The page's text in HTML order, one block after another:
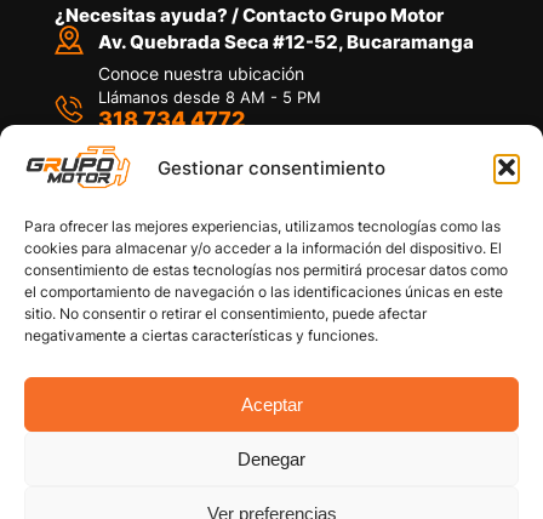
Gestionar consentimiento
Para ofrecer las mejores experiencias, utilizamos tecnologías como las
cookies para almacenar y/o acceder a la información del dispositivo. El
consentimiento de estas tecnologías nos permitirá procesar datos como
el comportamiento de navegación o las identificaciones únicas en este
sitio. No consentir o retirar el consentimiento, puede afectar
negativamente a ciertas características y funciones.
Aceptar
Denegar
Ver preferencias
¿Necesitas ayuda? / Contacto Grupo Motor
Av. Quebrada Seca #12-52, Bucaramanga
Conoce nuestra ubicación
Llámanos desde 8 AM - 5 PM
318 734 4772
Por medio de WhatsApp
Copyright © 2026 Grupo Motor S.A.S. Todos los
Políticas de privacidad
Política de devoluciones y/o reembolsos
Términos y Condiciones